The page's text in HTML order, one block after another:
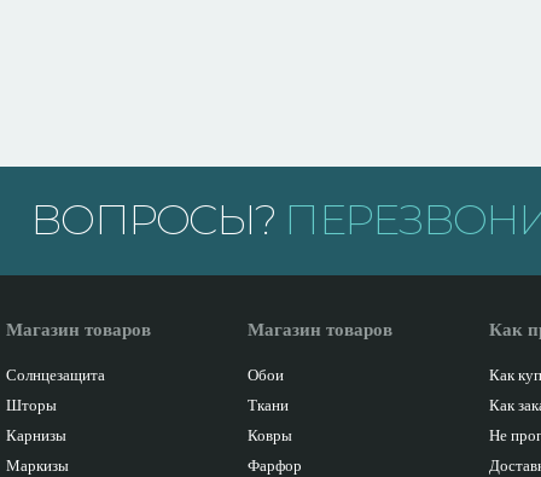
ВОПРОСЫ?
Магазин товаров
Солнцезащита
Шторы
Карнизы
Маркизы
Магазин товаров
Обои
Ткани
Ковры
Фарфор
Как
Как
Как
Не